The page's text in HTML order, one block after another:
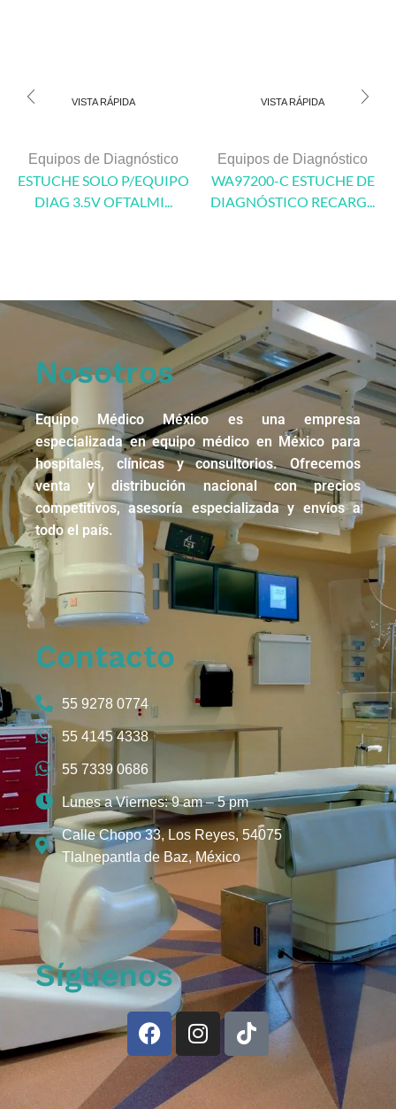
VISTA RÁPIDA
Equipos de Diagnóstico
ESTUCHE SOLO P/EQUIPO
DIAG 3.5V OFTALMI...
VISTA RÁPIDA
Equipos de Diagnóstico
WA97200-C ESTUCHE DE
DIAGNÓSTICO RECARG...
Nosotros
Equipo Médico México es una empresa
especializada en equipo médico en México para
hospitales, clínicas y consultorios. Ofrecemos
venta y distribución nacional con precios
competitivos, asesoría especializada y envíos a
todo el país.
Contacto
55 9278 0774
55 4145 4338
55 7339 0686
Lunes a Viernes: 9 am – 5 pm
Calle Chopo 33, Los Reyes, 54075
Tlalnepantla de Baz, México
Síguenos